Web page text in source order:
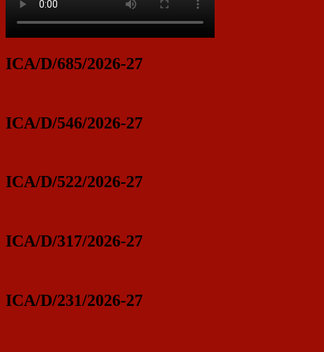
ICA/D/685/2026-27
ICA/D/546/2026-27
ICA/D/522/2026-27
ICA/D/317/2026-27
ICA/D/231/2026-27